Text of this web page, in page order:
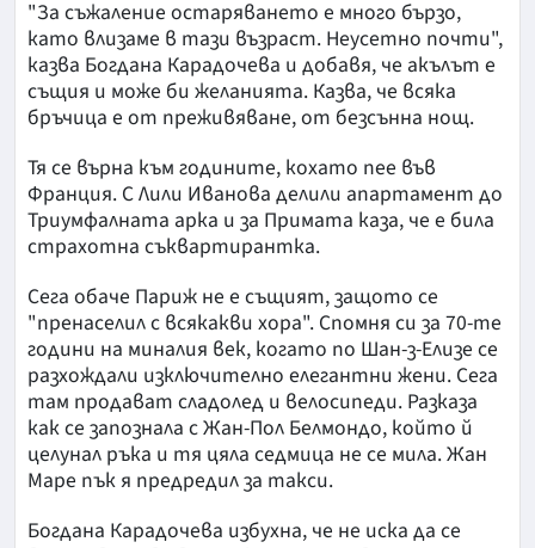
"За съжаление остаряването е много бързо,
като влизаме в тази възраст. Неусетно почти",
казва Богдана Карадочева и добавя, че акълът е
същия и може би желанията. Казва, че всяка
бръчица е от преживяване, от безсънна нощ.
Тя се върна към годините, кохато пее във
Франция. С Лили Иванова делили апартамент до
Триумфалната арка и за Примата каза, че е била
страхотна съквартирантка.
Сега обаче Париж не е същият, защото се
"пренаселил с всякакви хора". Спомня си за 70-те
години на миналия век, когато по Шан-з-Елизе се
разхождали изключително елегантни жени. Сега
там продават сладолед и велосипеди. Разказа
как се запознала с Жан-Пол Белмондо, който й
целунал ръка и тя цяла седмица не се мила. Жан
Маре пък я предредил за такси.
Богдана Карадочева избухна, че не иска да се